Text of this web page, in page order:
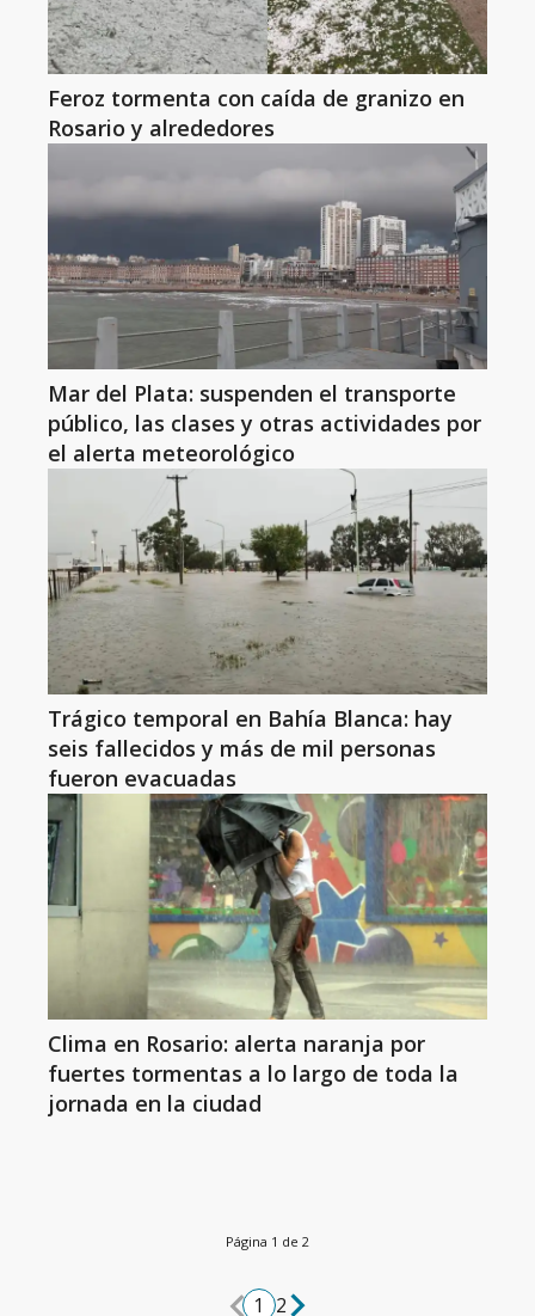
Feroz tormenta con caída de granizo en
Rosario y alrededores
Mar del Plata: suspenden el transporte
público, las clases y otras actividades por
el alerta meteorológico
Trágico temporal en Bahía Blanca: hay
seis fallecidos y más de mil personas
fueron evacuadas
Clima en Rosario: alerta naranja por
fuertes tormentas a lo largo de toda la
jornada en la ciudad
Página 1 de 2
1 2